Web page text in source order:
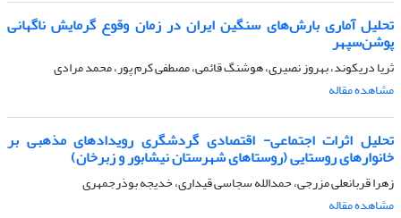
تحلیل آماری بارش‌های سنگین ایران در زمان وقوع گرمایش ناگهانی
پوشن‌سپهر
ثریا دریکوند، بهروز نصیری، هوشنگ قائمی، مصطفی کرم پور، محمد مرادی
مشاهده مقاله
تحلیل اثرات اجتماعی- اقتصادی گردشگری رویدادهای مذهبی بر
خانوارهای روستایی (روستاهای شهرستان نیشابور و زبرخان)
زهرا قربانعلی مزرجی، حمدالله سجاسی قیداری، خدیجه بوذرجمهری
مشاهده مقاله